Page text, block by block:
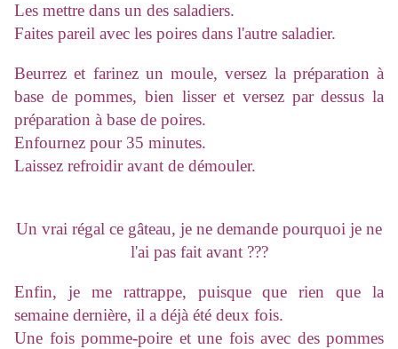
Les mettre dans un des saladiers.
Faites pareil avec les poires dans l'autre saladier.
Beurrez et farinez un moule, versez la préparation à
base de pommes, bien lisser et versez par dessus la
préparation à base de poires.
Enfournez pour 35 minutes.
Laissez refroidir avant de démouler.
Un vrai régal ce gâteau, je ne demande pourquoi je ne
l'ai pas fait avant ???
Enfin, je me rattrappe, puisque que rien que la
semaine dernière, il a déjà été deux fois.
Une fois pomme-poire et une fois avec des pommes